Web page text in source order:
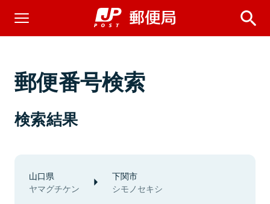
郵便番号検索
検索結果
山口県
ヤマグチケン
下関市
シモノセキシ